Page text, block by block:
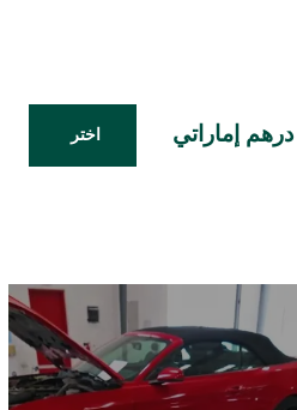
اختر